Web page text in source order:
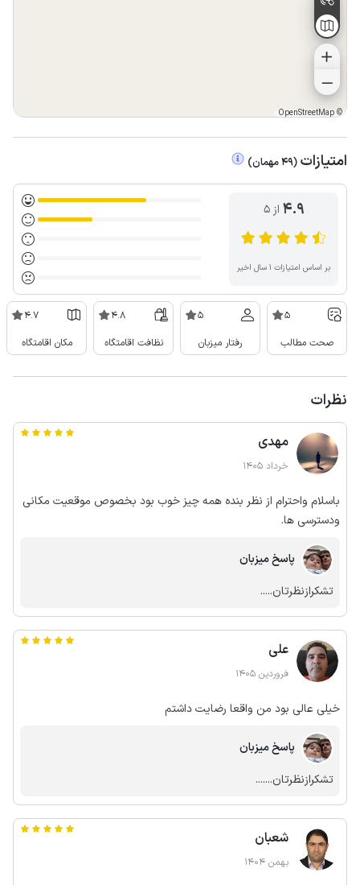
©
OpenStreetMap
امتیازات (
49مهمان)
4.9 از ۵
بر اساس امتیازات ۱ سال اخیر
5
صحت مطالب
5
رفتار میزبان
4.8
نظافت اقامتگاه
4.7
مکان اقامتگاه
نظرات
مهدی
خرداد 1405
باسلام واحترام از نظر بنده همه چیز خوب بود بخصوص موقعیت مکانی
ودسترسی ها.
پاسخ میزبان
تشکرازنظرتان.....
علی
فروردین 1405
خیلی عالی بود من واقعا رضایت داشتم
پاسخ میزبان
تشکرازنظرتان.......
شعبان
بهمن 1404